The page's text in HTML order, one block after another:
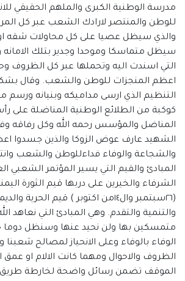
مدرسة الوطنية الكبرى والملهم الحقيقي
للوطن والمنتصر لارادك الشعب عبر كل
والذي سيظل عصيا على كل محاولات شقه او
سيظل متماسكا وموحدا وجدير بتلك الامانه
التي اسندت اليه وتحملها عبر كل الظروف
اعظم المنجزات للوطن والشعب. وقال
التنظيم الذي ارسى مداميكه وبنيانه ورسم
كوكبة من الطلائع الوطنية المناضلة على
المناضل والمؤسس رحمه الله وكل رفاقه
الشهيد عارف عوض الزوكا والذين جسدوا
والشجاعة والوفاء فداءللوطن والشعب
المبادئ والقيم التي يسير المؤتمر الشعبي
الشرفاء والخيرين على دربها قيم الثورة
(٢٦سبتمبر وال١٤من اكتوبر ) قيم
والتنمية والتقدم. وهي المبادئ التي نعاهد
متمسكين بها ولن نحيد عنها وسنظل دوما
الوفاء بالوفاء وعلى الانحياز لمصالح
الظروف والاحوال ومهما كانت الالام او عمق
الموقف تضمن رسائل واضحة لخارطة طريق